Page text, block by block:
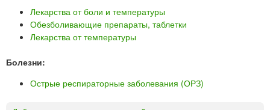
Лекарства от боли и температуры
Обезболивающие препараты, таблетки
Лекарства от температуры
Болезни:
Острые респираторные заболевания (ОРЗ)